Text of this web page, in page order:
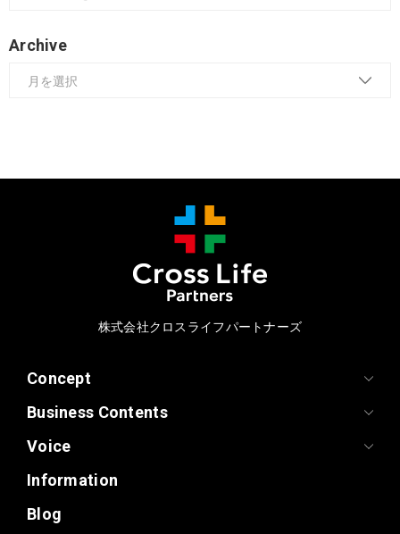
Archive
株式会社クロスライフパートナーズ
Concept
Business Contents
Voice
Information
Blog